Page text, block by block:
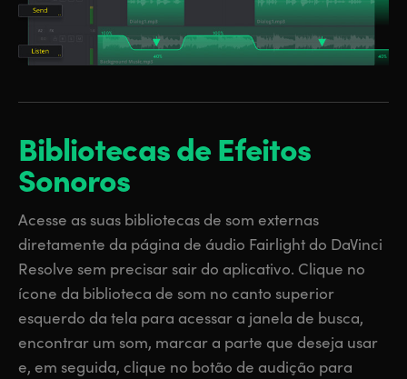
Bibliotecas de Efeitos
Sonoros
Acesse as suas bibliotecas de som externas
diretamente da página de áudio Fairlight do DaVinci
Resolve sem precisar sair do aplicativo. Clique no
ícone da biblioteca de som no canto superior
esquerdo da tela para acessar a janela de busca,
encontrar um som, marcar a parte que deseja usar
e, em seguida, clique no botão de audição para